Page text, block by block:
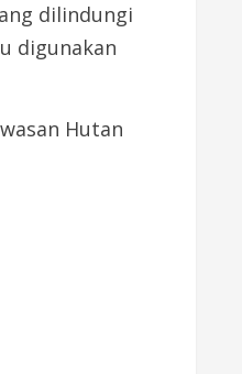
dilindungi
digunakan
Hutan